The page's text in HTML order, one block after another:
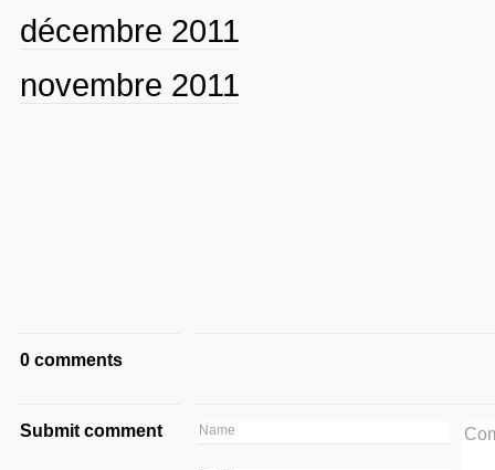
décembre 2011
novembre 2011
0 comments
Submit comment